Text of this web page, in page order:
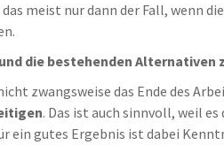
meist nur dann der Fall, wenn
die bestehenden Alternativen
zwangsweise das Ende des
. Das ist auch sinnvoll, weil
gutes Ergebnis ist dabei